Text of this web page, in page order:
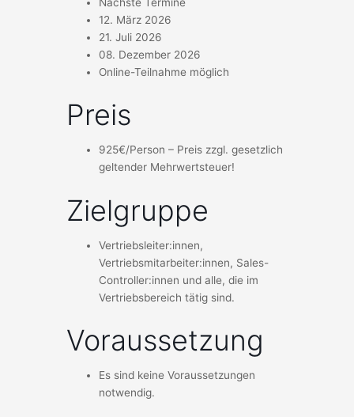
12. März 2026
21. Juli 2026
08. Dezember 2026
Online-Teilnahme möglich
Preis
925€/Person – Preis zzgl. gesetzlich
geltender Mehrwertsteuer!
Zielgruppe
Vertriebsleiter:innen,
Vertriebsmitarbeiter:innen, Sales-
Controller:innen und alle, die im
Vertriebsbereich tätig sind.
Voraussetzung
Es sind keine Voraussetzungen
notwendig.